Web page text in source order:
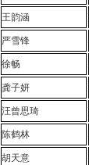
王韵涵
严雪锋
徐畅
龚子妍
汪曾思琦
陈鹤林
胡天意